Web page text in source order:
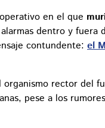
en el que
dentro y fuera
contundente: el
organismo rector del
pese a los